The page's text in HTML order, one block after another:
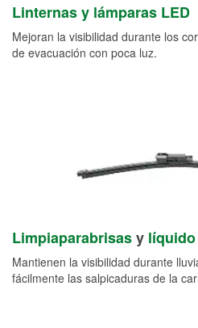
Linternas y lámparas LED
Mejoran la visibilidad durante los
de evacuación con poca luz.
Limpiaparabrisasy
Mantienen la visibilidad durante
fácilmente las salpicaduras de la